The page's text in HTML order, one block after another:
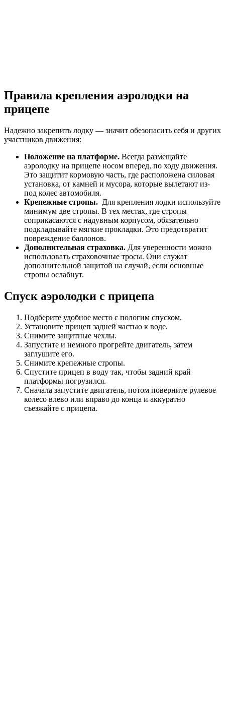
Правила крепления аэролодки на
прицепе
Надежно закрепить лодку — значит обезопасить себя и других
участников движения:
Положение на платформе. Всегда размещайте
аэролодку на прицепе носом вперед, по ходу движения.
Это защитит кормовую часть, где расположена силовая
установка, от камней и мусора, которые вылетают из-
под колес автомобиля.
Крепежные стропы. Для крепления лодки используйте
минимум две стропы. В тех местах, где стропы
соприкасаются с надувным корпусом, обязательно
подкладывайте мягкие прокладки. Это предотвратит
повреждение баллонов.
Дополнительная страховка. Для уверенности можно
использовать страховочные тросы. Они служат
дополнительной защитой на случай, если основные
стропы ослабнут.
Спуск аэролодки с прицепа
Подберите удобное место с пологим спуском.
Установите прицеп задней частью к воде.
Снимите защитные чехлы.
Запустите и немного прогрейте двигатель, затем
заглушите его.
Снимите крепежные стропы.
Спустите прицеп в воду так, чтобы задний край
платформы погрузился.
Сначала запустите двигатель, потом поверните рулевое
колесо влево или вправо до конца и аккуратно
съезжайте с прицепа.